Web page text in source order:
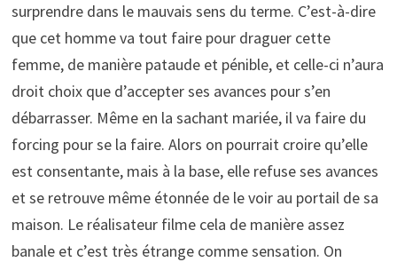
surprendre dans le mauvais sens du terme. C’est-à-dire
que cet homme va tout faire pour draguer cette
femme, de manière pataude et pénible, et celle-ci n’aura
droit choix que d’accepter ses avances pour s’en
débarrasser. Même en la sachant mariée, il va faire du
forcing pour se la faire. Alors on pourrait croire qu’elle
est consentante, mais à la base, elle refuse ses avances
et se retrouve même étonnée de le voir au portail de sa
maison. Le réalisateur filme cela de manière assez
banale et c’est très étrange comme sensation. On